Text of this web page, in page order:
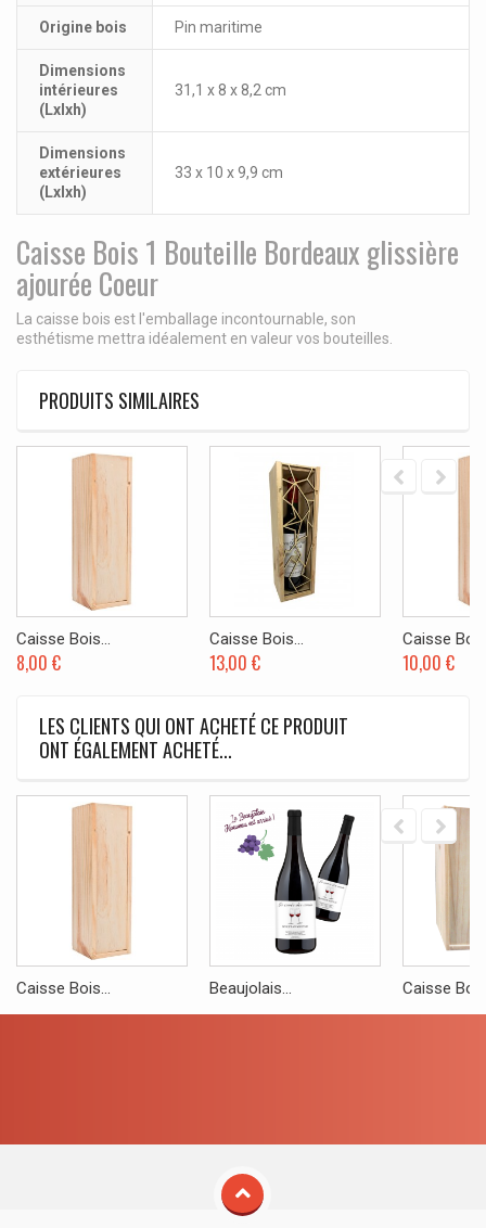
Origine bois Pin maritime
Dimensions
intérieures
(Lxlxh)
31,1 x 8 x 8,2 cm
Dimensions
extérieures
(Lxlxh)
33 x 10 x 9,9 cm
Caisse Bois 1 Bouteille Bordeaux glissière
ajourée Coeur
La caisse bois est l'emballage incontournable, son
esthétisme mettra idéalement en valeur vos bouteilles.
PRODUITS SIMILAIRES
Caisse Bois...
8,00 €
Caisse Bois...
13,00 €
Caisse
10,00 €
LES CLIENTS QUI ONT ACHETÉ CE PRODUIT
ONT ÉGALEMENT ACHETÉ...
Caisse Bois... Beaujolais... Caisse